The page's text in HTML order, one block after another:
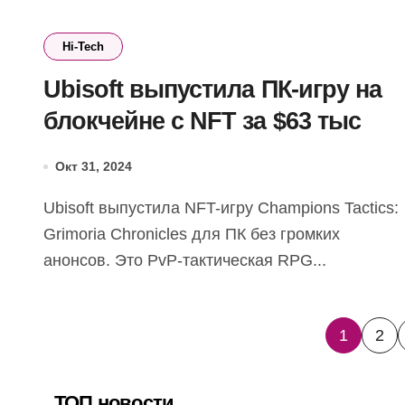
Hi-Tech
Ubisoft выпустила ПК-игру на
блокчейне с NFT за $63 тыс
Окт 31, 2024
Ubisoft выпустила NFT-игру Champions Tactics:
Grimoria Chronicles для ПК без громких
анонсов. Это PvP-тактическая RPG...
1 2